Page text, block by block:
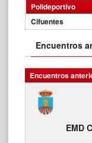
Polideportivo
Cifuentes
Encuentros
Encuentros
EMD